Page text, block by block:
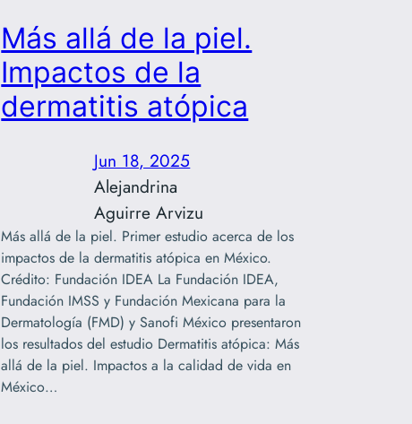
Más allá de la piel.
Impactos de la
dermatitis atópica
Jun 18, 2025
Alejandrina
Aguirre Arvizu
Más allá de la piel. Primer estudio acerca de los
impactos de la dermatitis atópica en México.
Crédito: Fundación IDEA La Fundación IDEA,
Fundación IMSS y Fundación Mexicana para la
Dermatología (FMD) y Sanofi México presentaron
los resultados del estudio Dermatitis atópica: Más
allá de la piel. Impactos a la calidad de vida en
México…